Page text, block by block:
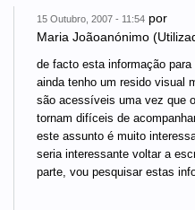
15 Outubro, 2007 - 11:54 por
Maria Joãoanónimo
de facto esta informação
ainda tenho um resido visual
são acessíveis uma vez que
tornam difíceis de
este assunto é muito
seria interessante voltar a
parte, vou pesquisar estas